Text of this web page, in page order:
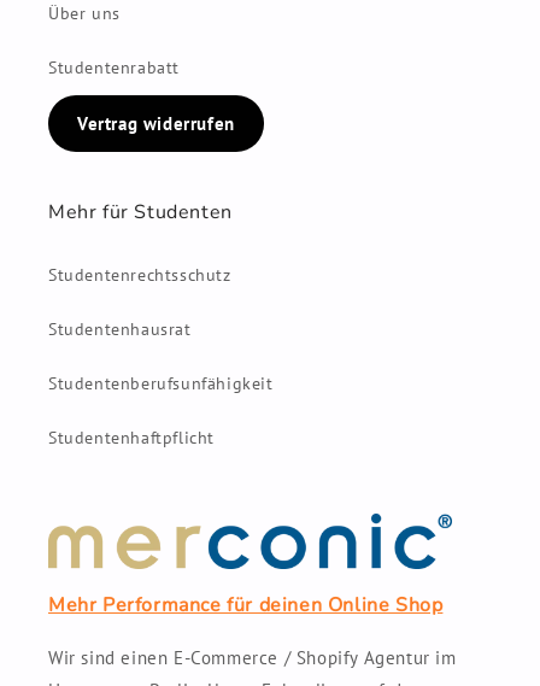
Über uns
Studentenrabatt
Vertrag widerrufen
Mehr für Studenten
Studentenrechtsschutz
Studentenhausrat
Studentenberufsunfähigkeit
Studentenhaftpflicht
Mehr Performance für deinen Online Shop
Wir sind einen E-Commerce / Shopify Agentur im